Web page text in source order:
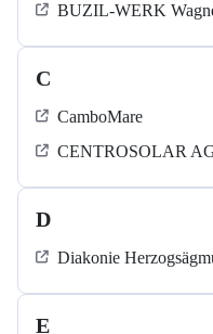
BUZIL-WERK
C
CamboMare
CENTROSOLAR
D
Diakonie
E